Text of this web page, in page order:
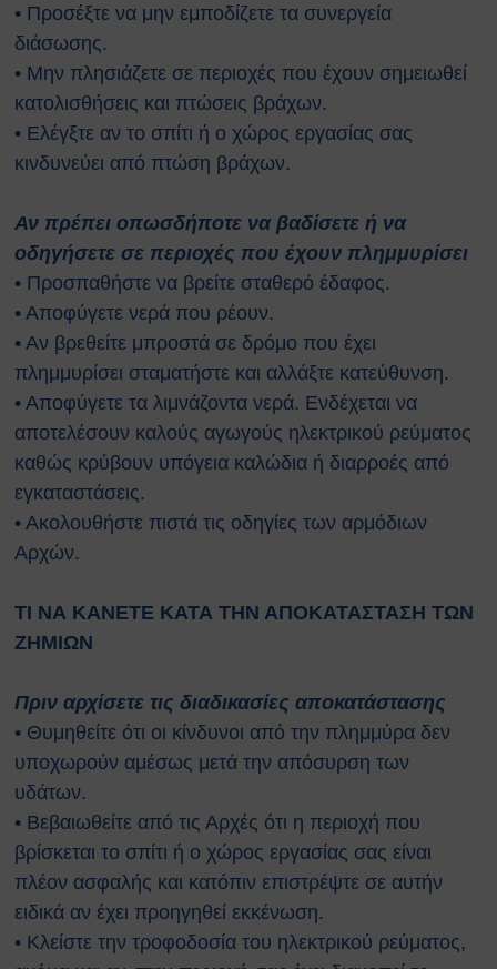
ΧΡΗΣΙΜΑ
Εκδηλώσεις
Άρθρα
Γενικές Οδηγίες Προστασίας (Πολιτική
Προστασία)
Χημικά, Βιολογικά, Ραδιολογικά
& Πυρηνικά Περιστατικά (ΧΒΡΠ)
Βιομηχανικά Ατυχήματα
Δασικές πυρκαγιές
Θυελλώδεις Άνεμοι
Καταιγίδες
Πλημμύρες
Χιονοπτώσεις
Καύσωνας
Σεισμοί
Κατολισθίσεις
Παγκόσμια ημέρα κατά του
Νέα προϊόντα καπνού
Τηλέφωνα Ανάγκης
Ωράριο Ιατρού Εργασίας
Επικοινωνία
COPYRIGHT © 2026 Αθήνα
• Προσέξτε να μην εμποδίζετε τα συνεργεία
διάσωσης.
• Μην πλησιάζετε σε περιοχές που έχουν σημειωθεί
κατολισθήσεις και πτώσεις βράχων.
• Ελέγξτε αν το σπίτι ή ο χώρος εργασίας σας
κινδυνεύει από πτώση βράχων.
Αν πρέπει οπωσδήποτε να βαδίσετε ή να
οδηγήσετε σε περιοχές που έχουν πλημμυρίσει
• Προσπαθήστε να βρείτε σταθερό έδαφος.
• Αποφύγετε νερά που ρέουν.
• Αν βρεθείτε μπροστά σε δρόμο που έχει
πλημμυρίσει σταματήστε και αλλάξτε κατεύθυνση.
• Αποφύγετε τα λιμνάζοντα νερά. Ενδέχεται να
αποτελέσουν καλούς αγωγούς ηλεκτρικού ρεύματος
καθώς κρύβουν υπόγεια καλώδια ή διαρροές από
εγκαταστάσεις.
• Ακολουθήστε πιστά τις οδηγίες των αρμόδιων
Αρχών.
ΤΙ ΝΑ ΚΑΝΕΤΕ ΚΑΤΑ ΤΗΝ ΑΠΟΚΑΤΑΣΤΑΣΗ ΤΩΝ
ΖΗΜΙΩΝ
Πριν αρχίσετε τις διαδικασίες αποκατάστασης
• Θυμηθείτε ότι οι κίνδυνοι από την πλημμύρα δεν
υποχωρούν αμέσως μετά την απόσυρση των
υδάτων.
• Βεβαιωθείτε από τις Αρχές ότι η περιοχή που
βρίσκεται το σπίτι ή ο χώρος εργασίας σας είναι
πλέον ασφαλής και κατόπιν επιστρέψτε σε αυτήν
ειδικά αν έχει προηγηθεί εκκένωση.
• Κλείστε την τροφοδοσία του ηλεκτρικού ρεύματος,